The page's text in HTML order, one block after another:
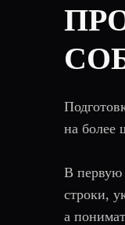
на более
В первую
строки,
а